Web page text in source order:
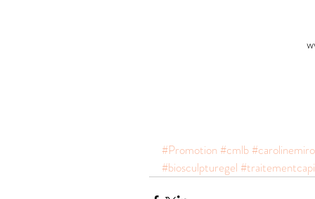
#Promotion #cmlb
#biosculpturegel